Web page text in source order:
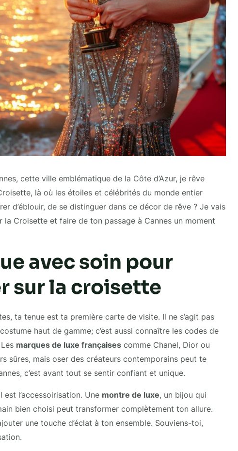
cette ville emblématique de la Côte d’Azur, je rêve
là où les étoiles et célébrités du monde entier
d’éblouir, de se distinguer dans ce décor de rêve ? Je vais
Croisette et faire de ton passage à Cannes un moment
avec soin pour
sur la croisette
ta tenue est ta première carte de visite. Il ne s’agit pas
haut de gamme; c’est aussi connaître les codes de
marques de luxe françaisescomme Chanel, Dior ou
sûres, mais oser des créateurs contemporains peut te
c’est avant tout se sentir confiant et unique.
l’accessoirisation. Une montre de luxe, un bijou qui
bien choisi peut transformer complètement ton allure.
une touche d’éclat à ton ensemble. Souviens-toi,